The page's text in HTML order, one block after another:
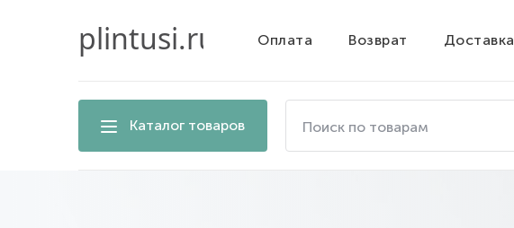
Оплата Возврат Доставка
Каталог товаров
товарам